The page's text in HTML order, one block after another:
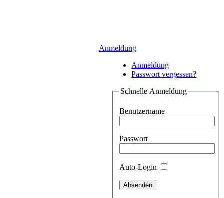
Anmeldung
Anmeldung
Passwort vergessen?
Schnelle Anmeldung
Benutzername
Passwort
Auto-Login